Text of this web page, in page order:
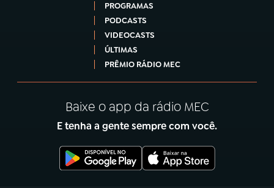
PROGRAMAS
PODCASTS
VIDEOCASTS
ÚLTIMAS
PRÊMIO RÁDIO MEC
Baixe o app da rádio MEC
E tenha a gente sempre com você.